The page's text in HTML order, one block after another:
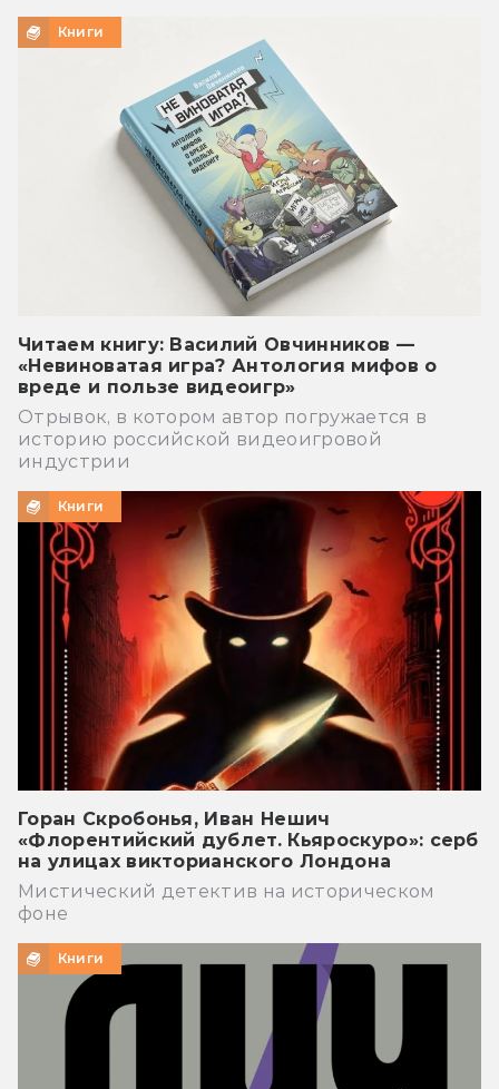
Книги
Читаем книгу: Василий Овчинников —
«Невиноватая игра? Антология мифов о
вреде и пользе видеоигр»
Отрывок, в котором автор погружается в
историю российской видеоигровой
индустрии
Книги
Горан Скробонья, Иван Нешич
«Флорентийский дублет. Кьяроскуро»: серб
на улицах викторианского Лондона
Мистический детектив на историческом
фоне
Книги